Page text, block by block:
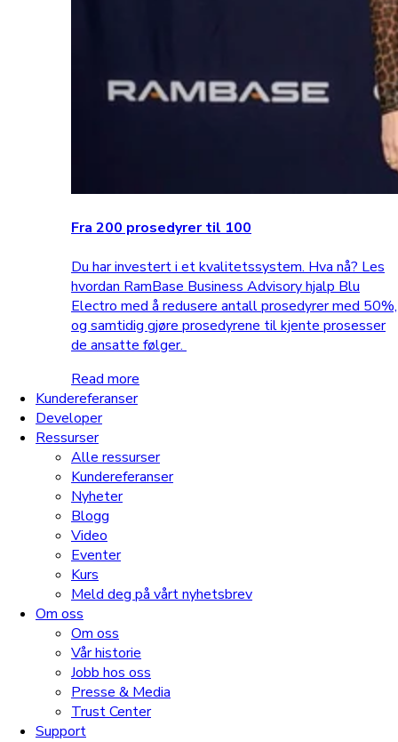
Fra 200 prosedyrer til 100
Du har investert i et kvalitetssystem. Hva nå? Les
hvordan RamBase Business Advisory hjalp Blu
Electro med å redusere antall prosedyrer med 50%,
og samtidig gjøre prosedyrene til kjente prosesser
de ansatte følger.
Read more
Kundereferanser
Developer
Ressurser
Alle ressurser
Kundereferanser
Nyheter
Blogg
Video
Eventer
Kurs
Meld deg på vårt nyhetsbrev
Om oss
Om oss
Vår historie
Jobb hos oss
Presse & Media
Trust Center
Support